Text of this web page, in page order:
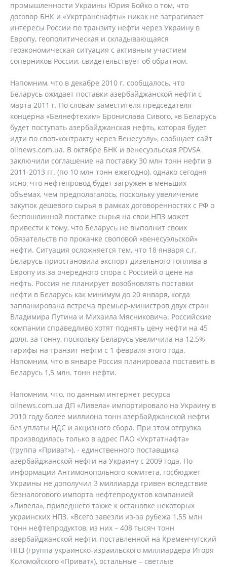
промышленности Украины Юрия Бойко о том, что
договор БНК и «Укртранснафты» никак не затрагивает
интересы России по транзиту нефти через Украину в
Европу, геополитическая и складывающаяся
геоэкономическая ситуация с активным участием
соперников России, свидетельствует об обратном.
Напомним, что в декабре 2010 г. сообщалось, что
Беларусь ожидает поставки азербайджанской нефти с
марта 2011 г. По словам заместителя председателя
концерна «Белнефтехим» Бронислава Сивого, «в Беларусь
будет поступать азербайджанская нефть, которая будет
идти по своп-контракту через Венесуэлу», сообщает сайт
oilnews.com.ua. В октябре БНК и венесуэльская PDVSA
заключили соглашение на поставку 30 млн тонн нефти в
2011-2013 гг. (по 10 млн тонн ежегодно), однако сегодня
ясно, что нефтепровод будет загружен в меньших
объемах, чем предполагалось, поскольку увеличение
закупок дешевого сырья в рамках договоренностях с РФ о
беспошлинной поставке сырья на свои НПЗ может
привести к тому, что Беларусь не выполнит своих
обязательств по прокачке своповой «венесуэльской»
нефти. Ситуация осложняется тем, что 18 января с.г.
Беларусь приостановила экспорт дизельного топлива в
Европу из-за очередного спора с Россией о цене на
нефть. Россия не планирует возобновлять поставки
нефти в Беларусь как минимум до 20 января, когда
запланирована встреча премьер-министров двух стран
Владимира Путина и Михаила Мясниковича. Российские
компании справедливо хотят поднять цену нефти на 45
долл. за тонну, поскольку Беларусь увеличила на 12,5%
тарифы на транзит нефти с 1 февраля этого года.
Напомним, что в январе Россия планировала поставить в
Беларусь 1,5 млн. тонн нефти.
Напомним, что, по данным интернет ресурса
oilnews.com.ua ДП «Ливела» импортировало на Украину в
2010 году более миллиона тонн азербайджанской нефти
без уплаты НДС и акцизного сбора. При этом отгрузка
производилась только в адрес ПАО «Укртатнафта»
(группа «Приват»), - единственного поставщика
азербайджанской нефти на Украину с 2009 года. По
информации Антимонопольного комитета, госбюджет
Украины не дополучил 3 миллиарда гривен вследствие
безналогового импорта нефтепродуктов компанией
«Ливела», приведшего также к остановке некоторых
украинских НПЗ. «Всего завезли из-за рубежа 1,55 млн
тонн нефтепродуктов, из них – 408 тысяч тонн
азербайджанской нефти, поставленной на Кременчугский
НПЗ (группа украинско-израильского миллиардера Игоря
Коломойского «Приват»), остальные – светлые